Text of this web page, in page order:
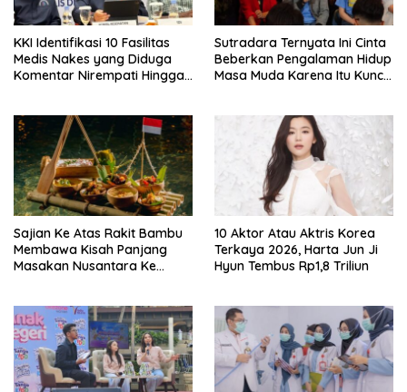
KKI Identifikasi 10 Fasilitas
Medis Nakes yang Diduga
Komentar Nirempati Hingga
Sutradara Ternyata Ini Cinta
Beberkan Pengalaman Hidup
Masa Muda Karena Itu Kunci
Sajian Ke Atas Rakit Bambu
Membawa Kisah Panjang
Masakan Nusantara Ke
10 Aktor Atau Aktris Korea
Terkaya 2026, Harta Jun Ji
Hyun Tembus Rp1,8 Triliun